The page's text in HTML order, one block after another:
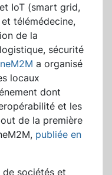
IoT (smart grid,
télémédecine,
de la
sécurité
a organisé
locaux
dont
et les
de la première
publiée en
de sociétés et